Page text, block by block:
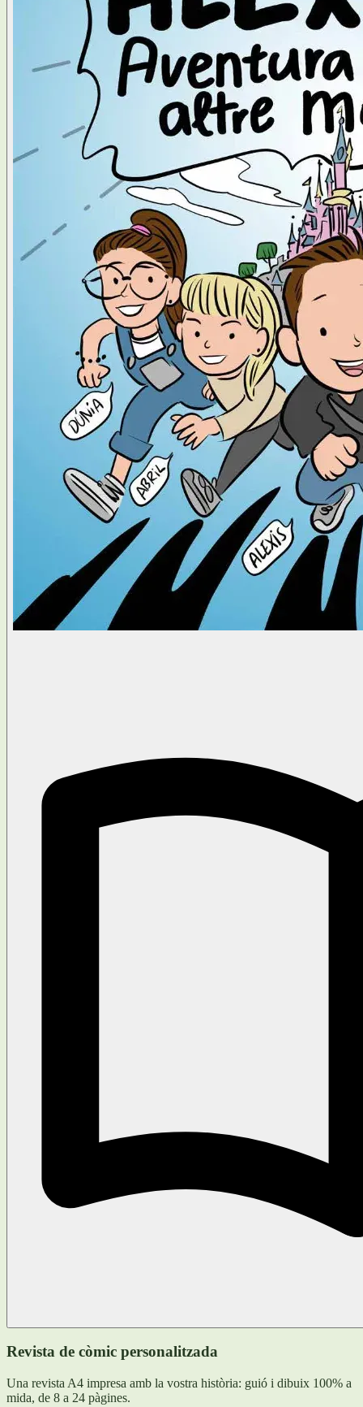
Revista de còmic personalitzada
Una revista A4 impresa amb la vostra història: guió i dibuix 100% a
mida, de 8 a 24 pàgines.